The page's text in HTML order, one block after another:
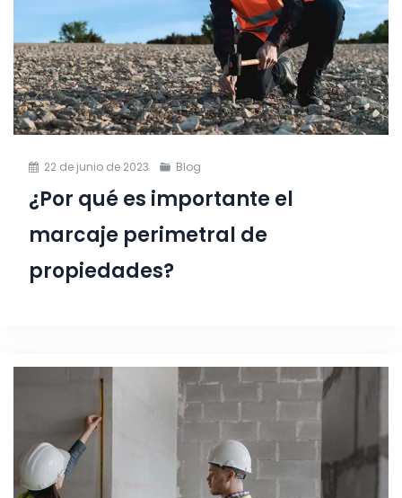
22 de junio de 2023 Blog
¿Por qué es importante el
marcaje perimetral de
propiedades?